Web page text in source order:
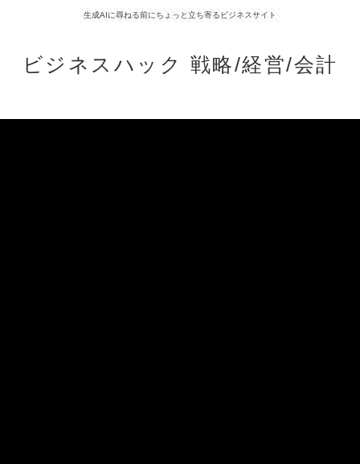
生成AIに尋ねる前にちょっと立ち寄るビジネスサイト
ビジネスハック 戦略/経営/会計